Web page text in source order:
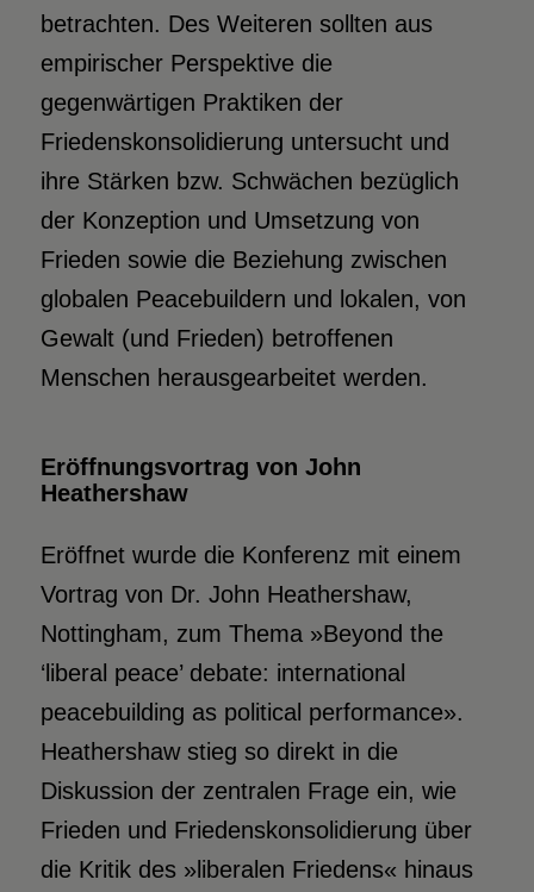
betrachten. Des Weiteren sollten aus
empirischer Perspektive die
gegenwärtigen Praktiken der
Friedenskonsolidierung untersucht und
ihre Stärken bzw. Schwächen bezüglich
der Konzeption und Umsetzung von
Frieden sowie die Beziehung zwischen
globalen Peacebuildern und lokalen, von
Gewalt (und Frieden) betroffenen
Menschen herausgearbeitet werden.
Eröffnungsvortrag von John
Heathershaw
Eröffnet wurde die Konferenz mit einem
Vortrag von Dr. John Heathershaw,
Nottingham, zum Thema »Beyond the
‘liberal peace’ debate: international
peacebuilding as political performance».
Heathershaw stieg so direkt in die
Diskussion der zentralen Frage ein, wie
Frieden und Friedenskonsolidierung über
die Kritik des »liberalen Friedens« hinaus